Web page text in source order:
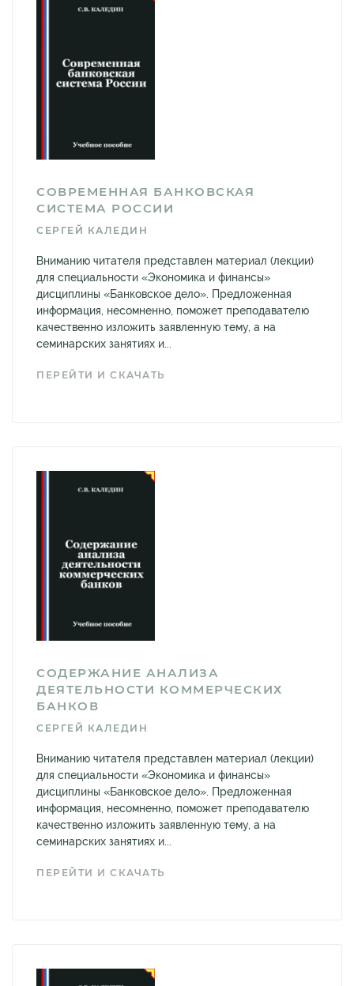
СОВРЕМЕННАЯ БАНКОВСКАЯ
СИСТЕМА РОССИИ
СЕРГЕЙ КАЛЕДИН
Вниманию читателя представлен материал (лекции)
для специальности «Экономика и финансы»
дисциплины «Банковское дело». Предложенная
информация, несомненно, поможет преподавателю
качественно изложить заявленную тему, а на
семинарских занятиях и...
ПЕРЕЙТИ И СКАЧАТЬ
СОДЕРЖАНИЕ АНАЛИЗА
ДЕЯТЕЛЬНОСТИ КОММЕРЧЕСКИХ
БАНКОВ
СЕРГЕЙ КАЛЕДИН
Вниманию читателя представлен материал (лекции)
для специальности «Экономика и финансы»
дисциплины «Банковское дело». Предложенная
информация, несомненно, поможет преподавателю
качественно изложить заявленную тему, а на
семинарских занятиях и...
ПЕРЕЙТИ И СКАЧАТЬ